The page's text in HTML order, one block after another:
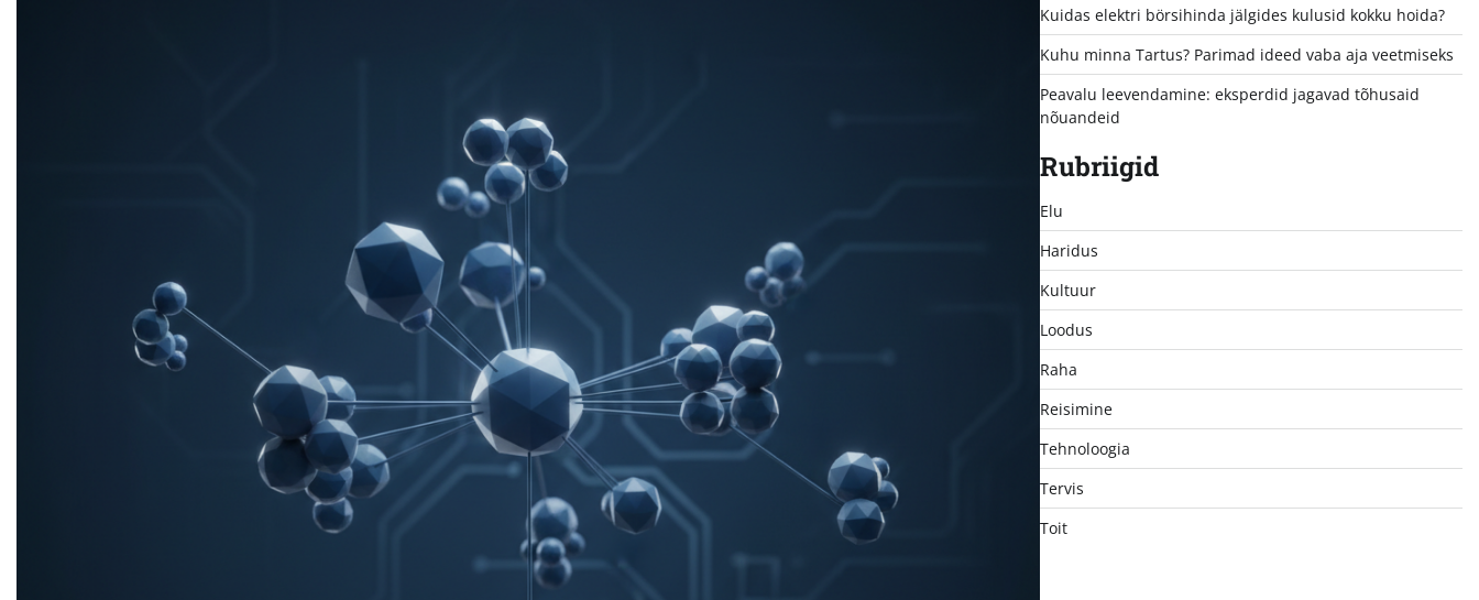
Kuidas elektri börsihinda jälgides kulusid kokku hoida?
Kuhu minna Tartus? Parimad ideed vaba aja veetmiseks
Peavalu leevendamine: eksperdid jagavad tõhusaid
nõuandeid
Rubriigid
Elu
Haridus
Kultuur
Loodus
Raha
Reisimine
Tehnoloogia
Tervis
Toit